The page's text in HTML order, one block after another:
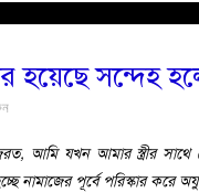
হয়েছে সন্দেহ
আমি যখন আমার স্ত্রীর সাথে
নামাজের পূর্বে পরিস্কার